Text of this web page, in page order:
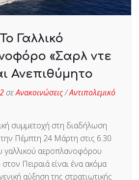
Γαλλικό
«Σαρλ ντε
Ανεπιθύμητο
σεΑνακοινώσεις/Αντιπολεμικό
συμμετοχή στη διαδήλωση
Πέμπτη 24 Μάρτη στις 6.30
γαλλικού αεροπλανοφόρου
Πειραιά είναι ένα ακόμα
αύξηση της στρατιωτικής